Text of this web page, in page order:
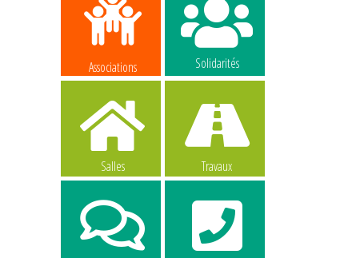
Associations Solidarités
Salles Travaux